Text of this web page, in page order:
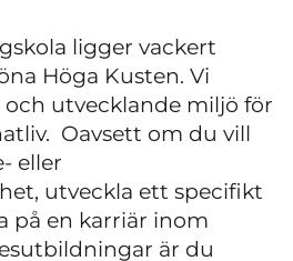
ligger vackert
Höga Kusten. Vi
utvecklande miljö för
Oavsett om du vill
eller
utveckla ett specifikt
på en karriär inom
är du